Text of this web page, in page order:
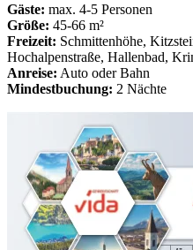
Gäste: max. 4-5 Personen
Größe: 45-66 m²
Freizeit: Schmittenhöhe,
Hochalpenstraße, Hallenbad,
Anreise: Auto oder Bahn
Mindestbuchung: 2 Nächte